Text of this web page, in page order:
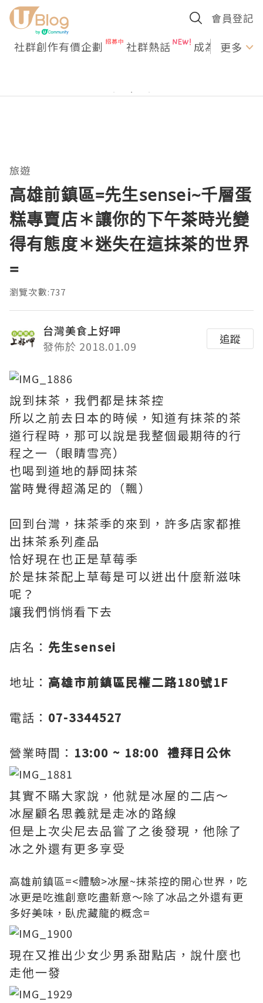
會員登記
社群創作有價企劃 社群熱話 成為U更多
旅遊
高雄前鎮區=先生sensei~千層蛋
糕專賣店＊讓你的下午茶時光變
得有態度＊迷失在這抹茶的世界
=
瀏覽次數:737
台灣美食上好呷
發佈於 2018.01.09
追蹤
說到抹茶，我們都是抹茶控
所以之前去日本的時候，知道有抹茶的茶
道行程時，那可以說是我整個最期待的行
程之一（眼睛雪亮）
也喝到道地的靜岡抹茶
當時覺得超滿足的（飄）
回到台灣，抹茶季的來到，許多店家都推
出抹茶系列產品
恰好現在也正是草莓季
於是抹茶配上草莓是可以迸出什麼新滋味
呢？
讓我們悄悄看下去
店名： 先生sensei
地址： 高雄市前鎮區民權二路180號1F
電話： 07-3344527
營業時間： 13:00 ~ 18:00 禮拜日公休
其實不瞞大家說，他就是冰屋的二店～
冰屋顧名思義就是走冰的路線
但是上次尖尼去品嘗了之後發現，他除了
冰之外還有更多享受
高雄前鎮區=<體驗>冰屋~抹茶控的開心世界，吃
冰更是吃進創意吃盡新意～除了冰品之外還有更
多好美味，臥虎藏龍的概念=
現在又推出少女少男系甜點店，說什麼也
走他一發